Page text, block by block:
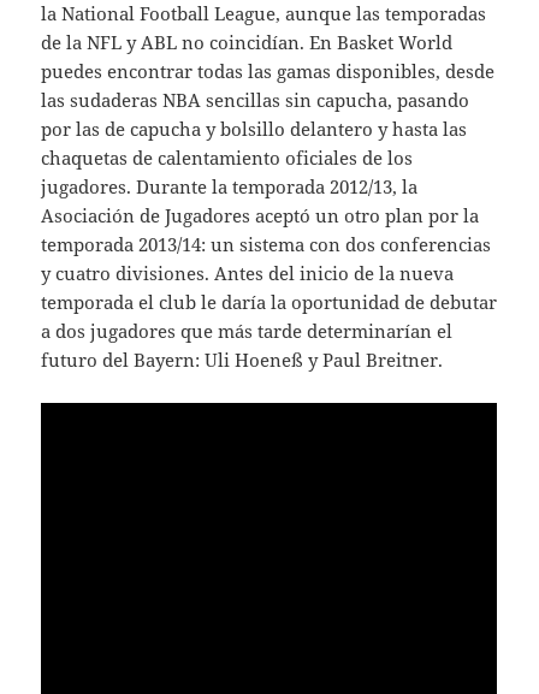
la National Football League, aunque las temporadas
de la NFL y ABL no coincidían. En Basket World
puedes encontrar todas las gamas disponibles, desde
las sudaderas NBA sencillas sin capucha, pasando
por las de capucha y bolsillo delantero y hasta las
chaquetas de calentamiento oficiales de los
jugadores. Durante la temporada 2012/13, la
Asociación de Jugadores aceptó un otro plan por la
temporada 2013/14: un sistema con dos conferencias
y cuatro divisiones. Antes del inicio de la nueva
temporada el club le daría la oportunidad de debutar
a dos jugadores que más tarde determinarían el
futuro del Bayern: Uli Hoeneß y Paul Breitner.